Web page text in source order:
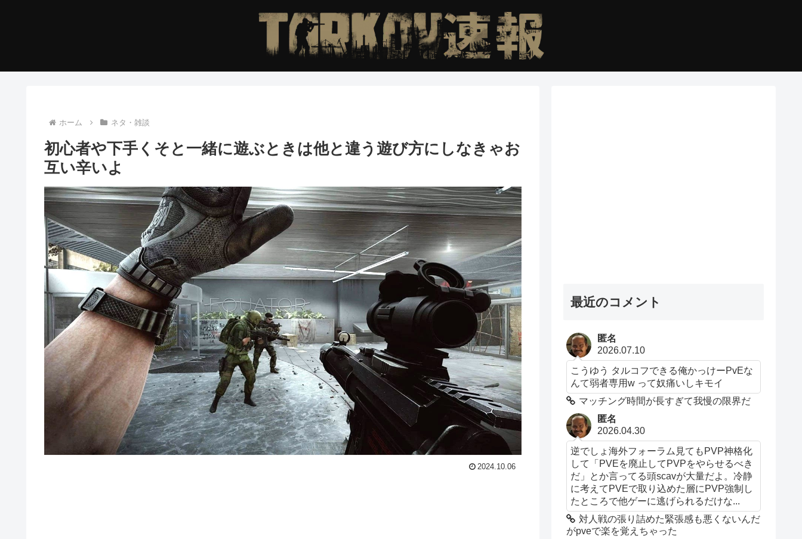
ホーム ネタ・雑談
初心者や下手くそと一緒に遊ぶときは他と違う遊び方にしなきゃお
互い辛いよ
2024.10.06
最近のコメント
匿名
2026.07.10
こうゆう タルコフできる俺かっけーPvEな
んて弱者専用w って奴痛いしキモイ
マッチング時間が長すぎて我慢の限界だ
匿名
2026.04.30
逆でしょ海外フォーラム見てもPVP神格化
して「PVEを廃止してPVPをやらせるべき
だ」とか言ってる頭scavが大量だよ。冷静
に考えてPVEで取り込めた層にPVP強制し
たところで他ゲーに逃げられるだけな...
対人戦の張り詰めた緊張感も悪くないんだ
がpveで楽を覚えちゃった